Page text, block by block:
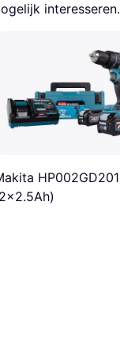
interesseren.
HP002GD201